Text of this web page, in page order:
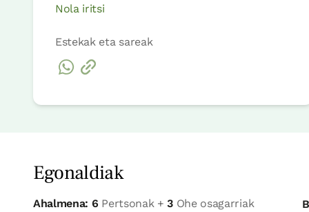
Nola iritsi
Estekak eta sareak
Egonaldiak
Ahalmena: 6 Pertsonak +3 Ohe osagarriak